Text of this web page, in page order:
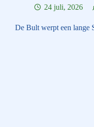
24 juli, 2026
De Bult werpt een lange